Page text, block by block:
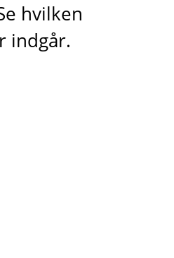
hvilken
indgår.